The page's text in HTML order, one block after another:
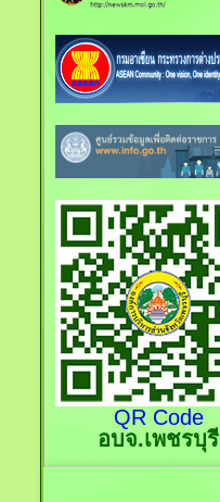
QR Code
อบจ.เพชรบุรี